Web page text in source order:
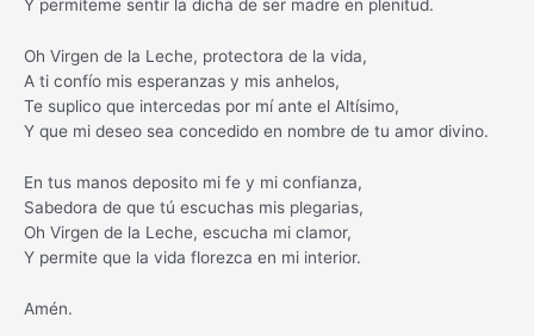
Y permíteme sentir la dicha de ser madre en plenitud.
Oh Virgen de la Leche, protectora de la vida,
A ti confío mis esperanzas y mis anhelos,
Te suplico que intercedas por mí ante el Altísimo,
Y que mi deseo sea concedido en nombre de tu amor divino.
En tus manos deposito mi fe y mi confianza,
Sabedora de que tú escuchas mis plegarias,
Oh Virgen de la Leche, escucha mi clamor,
Y permite que la vida florezca en mi interior.
Amén.